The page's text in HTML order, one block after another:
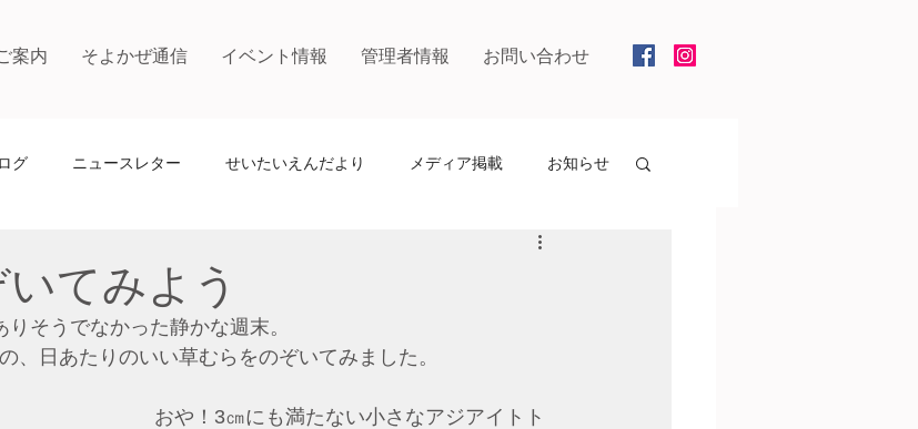
案内 そよかぜ通信 イベント情報 管理者情報 お問い合わせ
グ ニュースレター せいたいえんだより メディア掲載 お知らせ
てみよう
そうでなかった静かな週末。
、日あたりのいい草むらをのぞいてみました。
おや！3㎝にも満たない小さなアジアイトト